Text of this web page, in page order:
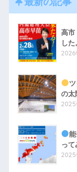
高市
し
2026
の太
2025
っ
2025